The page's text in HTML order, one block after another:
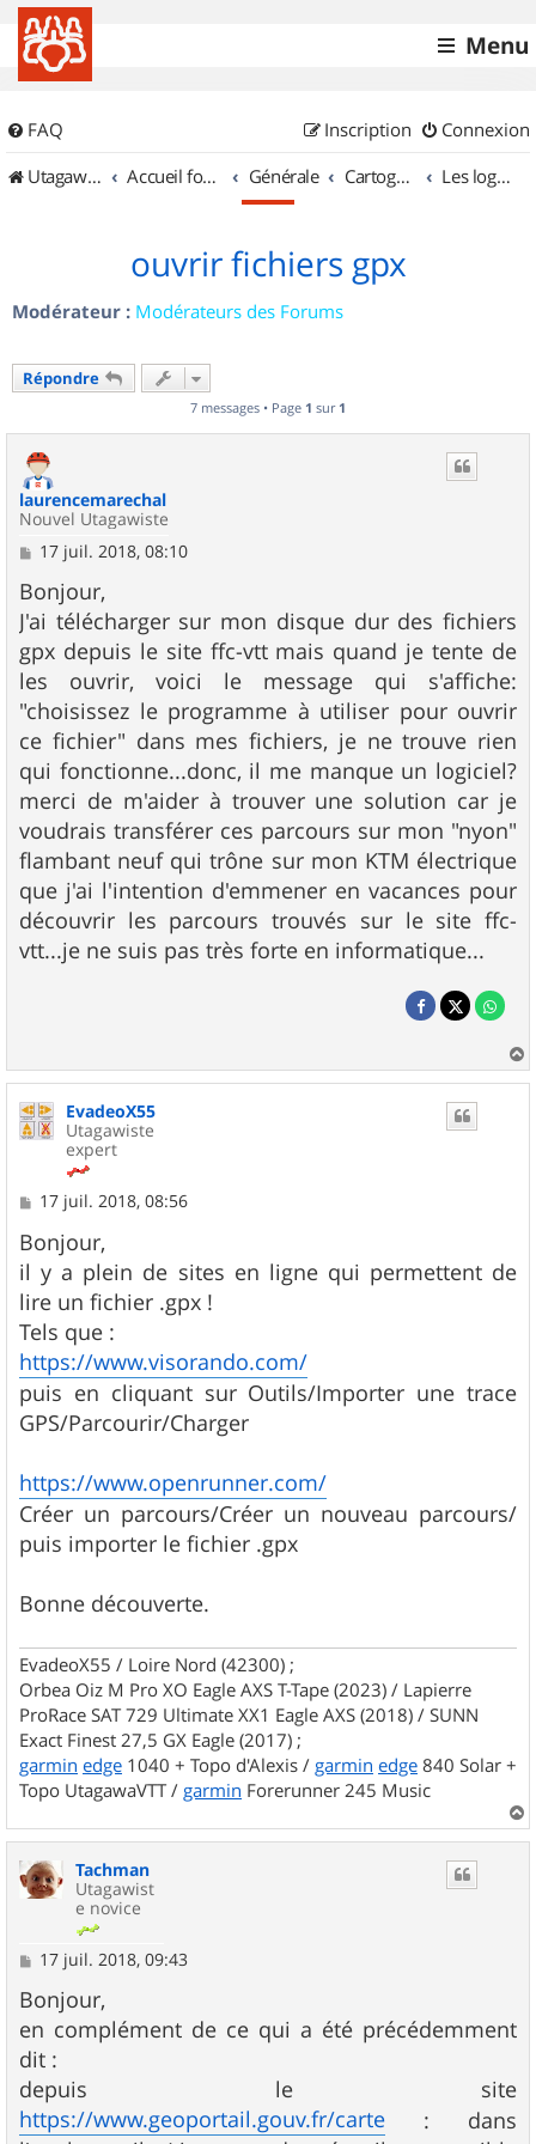
Menu
FAQ Connexion
Inscription
UtagawaVTT (Randos VTT et VTTAE avec traces GPS)
Accueil forum Générale Cartographie et GPS Les logiciels
ouvrir fichiers gpx
Modérateur : Modérateurs des Forums
Répondre
7 messages • Page 1 sur 1
laurencemarechal
Nouvel Utagawiste
M
s
s
a
g
e
17 juil. 2018, 08:10
Bonjour,
J'ai télécharger sur mon disque dur des fichiers
gpx depuis le site ffc-vtt mais quand je tente de
les ouvrir, voici le message qui s'affiche:
"choisissez le programme à utiliser pour ouvrir
ce fichier" dans mes fichiers, je ne trouve rien
qui fonctionne...donc, il me manque un logiciel?
merci de m'aider à trouver une solution car je
voudrais transférer ces parcours sur mon "nyon"
flambant neuf qui trône sur mon KTM électrique
que j'ai l'intention d'emmener en vacances pour
découvrir les parcours trouvés sur le site ffc-
vtt...je ne suis pas très forte en informatique...
a
EvadeoX55
Utagawiste
expert
M
s
s
a
g
e
17 juil. 2018, 08:56
Bonjour,
il y a plein de sites en ligne qui permettent de
lire un fichier .gpx !
Tels que :
https://www.visorando.com/
puis en cliquant sur Outils/Importer une trace
GPS/Parcourir/Charger
https://www.openrunner.com/
Créer un parcours/Créer un nouveau parcours/
puis importer le fichier .gpx
Bonne découverte.
EvadeoX55 / Loire Nord (42300) ;
Orbea Oiz M Pro XO Eagle AXS T-Tape (2023) / Lapierre
ProRace SAT 729 Ultimate XX1 Eagle AXS (2018) / SUNN
Exact Finest 27,5 GX Eagle (2017) ;
garmin edge 1040 + Topo d'Alexis / garmin edge 840 Solar +
Topo UtagawaVTT / garmin Forerunner 245 Music
a
Tachman
Utagawist
e novice
M
s
s
a
g
e
17 juil. 2018, 09:43
Bonjour,
en complément de ce qui a été précédemment
dit :
depuis le site
https://www.geoportail.gouv.fr/carte : dans